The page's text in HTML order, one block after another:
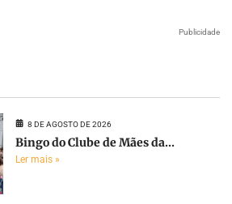
Publicidade
8 DE AGOSTO DE 2026
Bingo do Clube de Mães da...
Ler mais »